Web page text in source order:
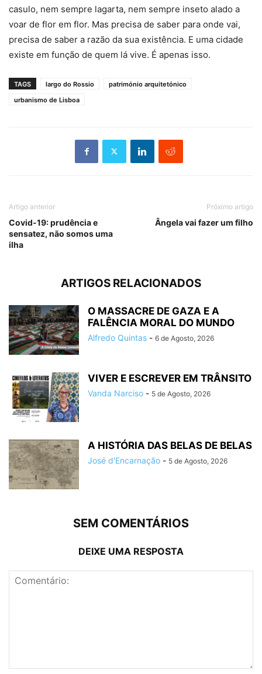
casulo, nem sempre lagarta, nem sempre inseto alado a
voar de flor em flor. Mas precisa de saber para onde vai,
precisa de saber a razão da sua existência. E uma cidade
existe em função de quem lá vive. É apenas isso.
TAGS largo do Rossio
património arquitetónico
urbanismo de Lisboa
Artigo anterior
Covid-19: prudência e
sensatez, não somos uma
ilha
Próximo artigo
Ângela vai fazer um filho
ARTIGOS RELACIONADOS
O MASSACRE DE GAZA E A
FALÊNCIA MORAL DO MUNDO
Alfredo Quintas - 6 de Agosto, 2026
VIVER E ESCREVER EM TRÂNSITO
Vanda Narciso - 5 de Agosto, 2026
A HISTÓRIA DAS BELAS DE BELAS
José d'Encarnação - 5 de Agosto, 2026
SEM COMENTÁRIOS
DEIXE UMA RESPOSTA